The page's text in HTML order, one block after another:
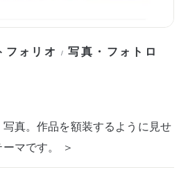
フォリオ /写真・フォトロ
真。作品を額装するように見せ
マです。 ＞